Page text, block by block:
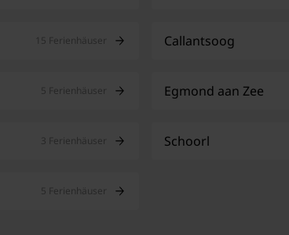
15 Ferienhäuser Callantsoog
5 Ferienhäuser Egmond aan Zee
3 Ferienhäuser Schoorl
5 Ferienhäuser